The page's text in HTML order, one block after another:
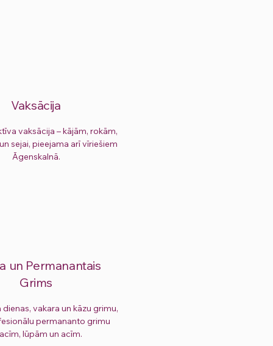
Vaksācija
vaksācija – kājām, rokām,
sejai, pieejama arī vīriešiem
Āgenskalnā.
un Permanantais
Grims
vakara un kāzu grimu,
permananto grimu
lūpām un acīm.